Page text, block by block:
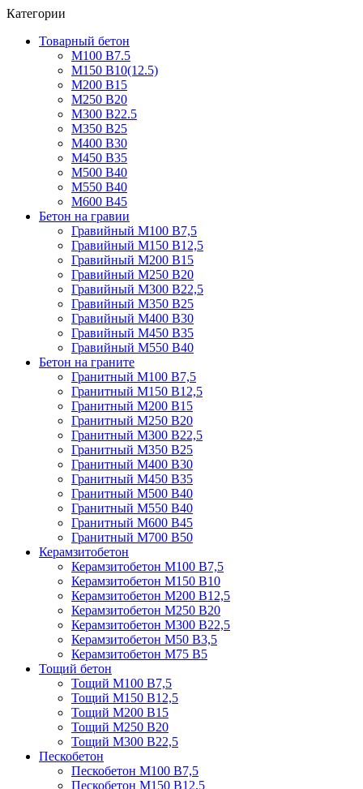
Категории
Товарный бетон
М100 В7.5
М150 В10(12.5)
М200 В15
М250 В20
М300 В22.5
М350 В25
М400 В30
М450 В35
М500 В40
М550 В40
М600 В45
Бетон на гравии
Гравийный М100 В7,5
Гравийный М150 В12,5
Гравийный М200 В15
Гравийный М250 В20
Гравийный М300 В22,5
Гравийный М350 В25
Гравийный М400 В30
Гравийный М450 В35
Гравийный М550 В40
Бетон на граните
Гранитный М100 В7,5
Гранитный М150 В12,5
Гранитный М200 В15
Гранитный М250 В20
Гранитный М300 В22,5
Гранитный М350 В25
Гранитный М400 В30
Гранитный М450 В35
Гранитный М500 В40
Гранитный М550 В40
Гранитный М600 В45
Гранитный М700 В50
Керамзитобетон
Керамзитобетон М100 В7,5
Керамзитобетон М150 В10
Керамзитобетон М200 В12,5
Керамзитобетон М250 В20
Керамзитобетон М300 В22,5
Керамзитобетон М50 В3,5
Керамзитобетон М75 В5
Тощий бетон
Тощий М100 В7,5
Тощий М150 В12,5
Тощий М200 В15
Тощий М250 В20
Тощий М300 В22,5
Пескобетон
Пескобетон М100 В7,5
Пескобетон М150 В12,5